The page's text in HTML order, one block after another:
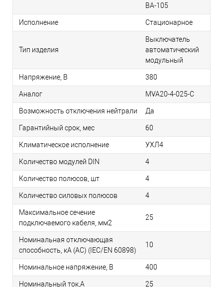
ВА-105
Исполнение Стационарное
Тип изделия
Выключатель
автоматический
модульный
Напряжение, В 380
Аналог MVA20-4-025-C
Возможность отключения нейтрали Да
Гарантийный срок, мес 60
Климатическое исполнение УХЛ4
Количество модулей DIN 4
Количество полюсов, шт 4
Количество силовых полюсов 4
Максимальное сечение
подключаемого кабеля, мм2
25
Номинальная отключающая
способность, кA (AC) (IEC/EN 60898)
10
Номинальное напряжение, В 400
Номинальный ток,А 25